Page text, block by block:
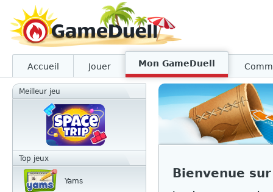
Accueil Jouer Mon GameDuell
Meilleur jeu
Top jeux
Yams
Bienvenue